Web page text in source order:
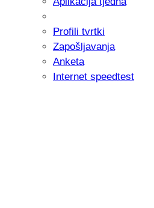
Profili tvrtki
Zapošljavanja
Anketa
Internet speedtest